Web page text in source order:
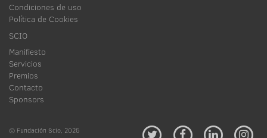
Condiciones de uso
Política de Cookies
SCIO
Manifiesto
Servicios
Premios
Contacto
Sponsors
© Fundación Scio, 2026